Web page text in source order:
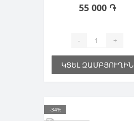
55 000 ֏
- +
ԿՑԵԼ ԶԱՄԲՅՈՒՂԻՆ
-34%